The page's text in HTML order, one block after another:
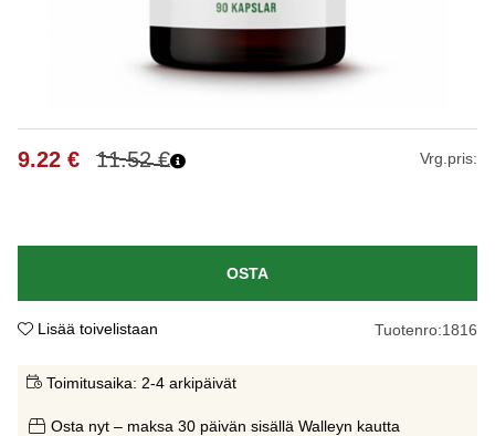
11.52€
9.22 € Vrg.pris:
OSTA
Lisää toivelistaan Tuotenro:1816
Toimitusaika: 2-4 arkipäivät
Osta nyt – maksa 30 päivän sisällä Walleyn kautta